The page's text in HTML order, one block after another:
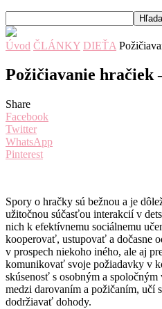
Úvod ČLÁNKY DIEŤA
Požičiavanie
Share
Facebook
Twitter
WhatsApp
Pinterest
Spory o hračky sú bežnou a je
užitočnou súčasťou interakcií v
nich k efektívnemu sociálnemu
kooperovať, ustupovať a dočasne
v prospech niekoho iného, ale aj
komunikovať svoje požiadavky v
skúsenosť s osobným a
medzi darovaním a požičaním, učí
dodržiavať dohody.